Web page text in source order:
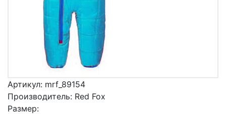
Артикул: mrf_89154
Производитель: Red Fox
Размер: